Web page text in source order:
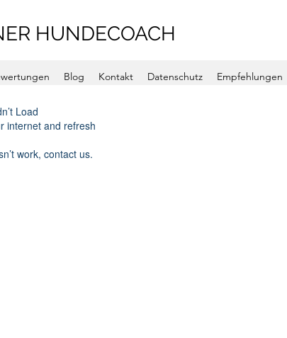
HUNDECOACH
Blog Kontakt Datenschutz Empfehlungen
Load
internet and refresh
work, contact us.